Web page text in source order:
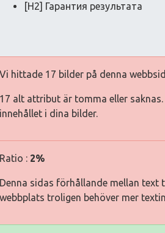
[H2] Гарантия результата
Vi hittade 17 bilder på denna
17 alt attribut är tomma eller
innehållet i dina bilder.
Ratio : 2%
Denna sidas förhållande mellan text
webbplats troligen behöver mer